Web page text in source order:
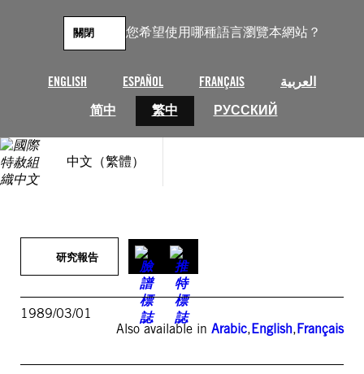
您希望使用哪種語言瀏覽本網站？
ENGLISH ESPAÑOL FRANÇAIS
العربية
简中
繁中 РУССКИЙ
關閉
中文（繁體）
研究報告
1989/03/01
Also available in Arabic,English,Français